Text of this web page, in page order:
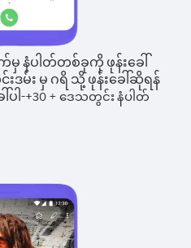
မှ နံပါတ်တစ်ခုကို ဖုန်းခေါ်
မ်း မှ ဂရိ သို့ ဖုန်းခေါ်ဆိုရန်
ပါ-+30+ ဒေသတွင်း နံပါတ်